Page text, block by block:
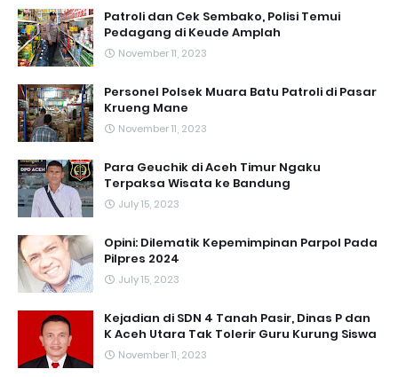
Patroli dan Cek Sembako, Polisi Temui
Pedagang di Keude Amplah
November 11, 2023
Personel Polsek Muara Batu Patroli di Pasar
Krueng Mane
November 11, 2023
Para Geuchik di Aceh Timur Ngaku
Terpaksa Wisata ke Bandung
July 15, 2023
Opini: Dilematik Kepemimpinan Parpol Pada
Pilpres 2024
July 15, 2023
Kejadian di SDN 4 Tanah Pasir, Dinas P dan
K Aceh Utara Tak Tolerir Guru Kurung Siswa
November 11, 2023